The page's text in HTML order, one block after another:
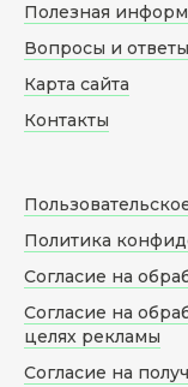
Полезная
Вопросы и ответы
Карта сайта
Контакты
Политика
Согласие на
Согласие на
целях рекламы
Согласие на